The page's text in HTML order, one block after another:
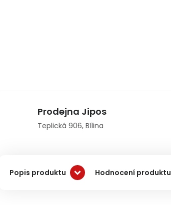
Prodejna Jipos
Teplická 906, Bílina
Popis produktu Hodnocení produktu